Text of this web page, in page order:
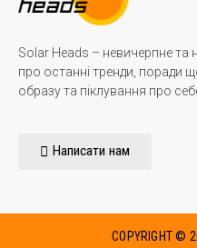
Solar Heads – невичерпне та
про останні тренди, поради
образу та піклування про
Написати нам
COPYRIGHT ©